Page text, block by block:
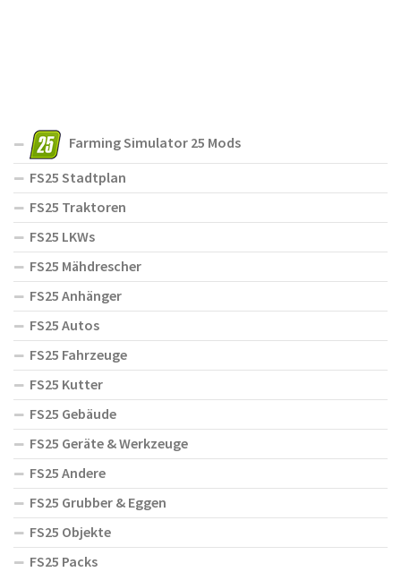
Farming Simulator 25 Mods
FS25 Stadtplan
FS25 Traktoren
FS25 LKWs
FS25 Mähdrescher
FS25 Anhänger
FS25 Autos
FS25 Fahrzeuge
FS25 Kutter
FS25 Gebäude
FS25 Geräte & Werkzeuge
FS25 Andere
FS25 Grubber & Eggen
FS25 Objekte
FS25 Packs